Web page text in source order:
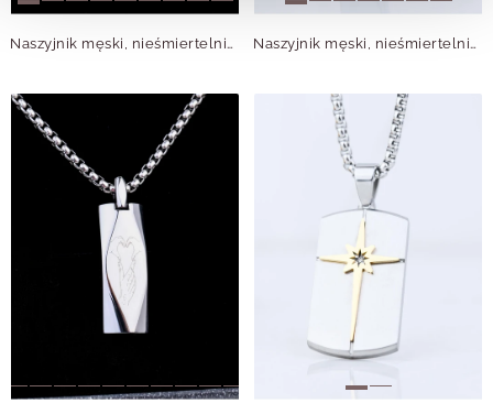
Naszyjnik męski, nieśmiertelnik, srebrny S307617M00 Naszyjnik męski, nieśmiertelnik, czarny S307616S01